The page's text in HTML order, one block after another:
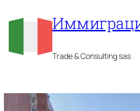
Trade & Consulting sas